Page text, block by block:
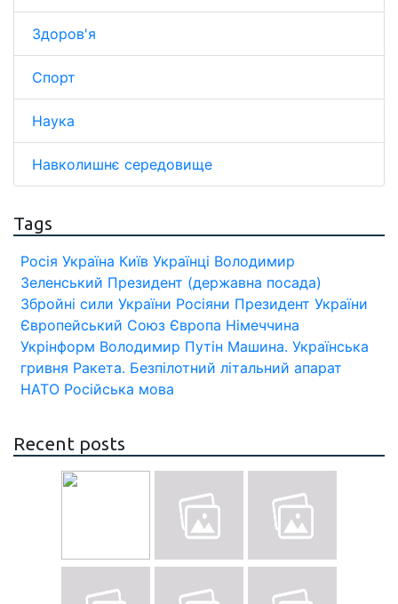
Здоров'я
Спорт
Наука
Навколишнє середовище
Tags
Росія Україна Київ Українці Володимир
Зеленський Президент (державна посада)
Збройні сили України Росіяни Президент України
Європейський Союз Європа Німеччина
Укрінформ Володимир Путін Машина. Українська
гривня Ракета. Безпілотний літальний апарат
НАТО Російська мова
Recent posts